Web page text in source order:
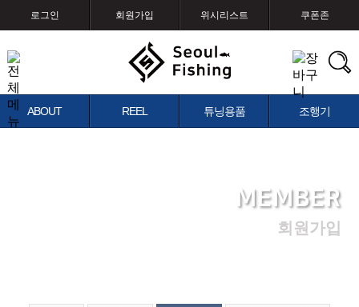
로그인 회원가입 위시리스트 쿠폰존
ABOUT REEL 튜닝용품 조행기
MEMBER
회원가입